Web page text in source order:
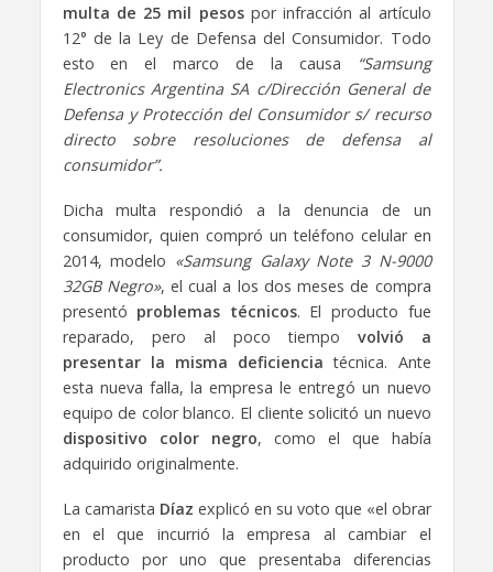
multa de 25 mil pesos por infracción al artículo
12° de la Ley de Defensa del Consumidor. Todo
esto en el marco de la causa
“Samsung
Electronics Argentina SA c/Dirección General de
Defensa y Protección del Consumidor s/ recurso
directo sobre resoluciones de defensa al
consumidor”.
Dicha multa respondió a la denuncia de un
consumidor, quien compró un teléfono celular en
2014, modelo «Samsung Galaxy Note 3 N-9000
32GB Negro», el cual a los dos meses de compra
presentó problemas técnicos. El producto fue
reparado, pero al poco tiempo volvió a
presentar la misma deficiencia técnica. Ante
esta nueva falla, la empresa le entregó un nuevo
equipo de color blanco. El cliente solicitó un nuevo
dispositivo color negro, como el que había
adquirido originalmente.
La camarista Díaz explicó en su voto que «el obrar
en el que incurrió la empresa al cambiar el
producto por uno que presentaba diferencias